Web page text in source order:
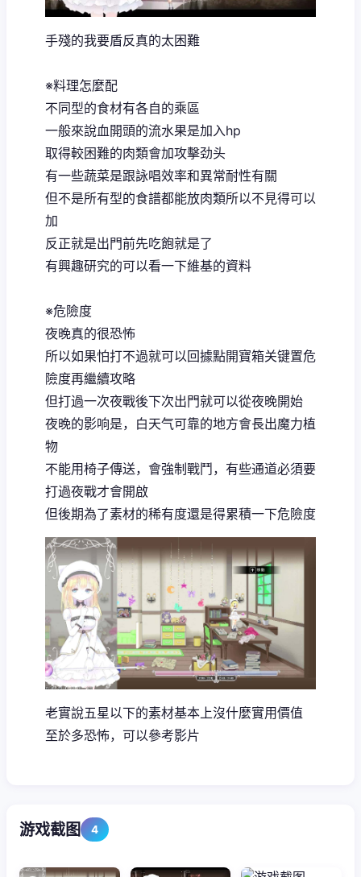
手殘的我要盾反真的太困難
※料理怎麼配
不同型的食材有各自的乘區
一般來說血開頭的流水果是加入hp
取得較困難的肉類會加攻擊劲头
有一些蔬菜是跟詠唱效率和異常耐性有關
但不是所有型的食譜都能放肉類所以不見得可以
加
反正就是出門前先吃飽就是了
有興趣研究的可以看一下維基的資料
※危險度
夜晚真的很恐怖
所以如果怕打不過就可以回據點開寶箱关键置危
險度再繼續攻略
但打過一次夜戰後下次出門就可以從夜晚開始
夜晚的影响是，白天气可靠的地方會長出魔力植
物
不能用椅子傳送，會強制戰鬥，有些通道必須要
打過夜戰才會開啟
但後期為了素材的稀有度還是得累積一下危險度
老實說五星以下的素材基本上沒什麼實用價值
至於多恐怖，可以參考影片
游戏截图 4